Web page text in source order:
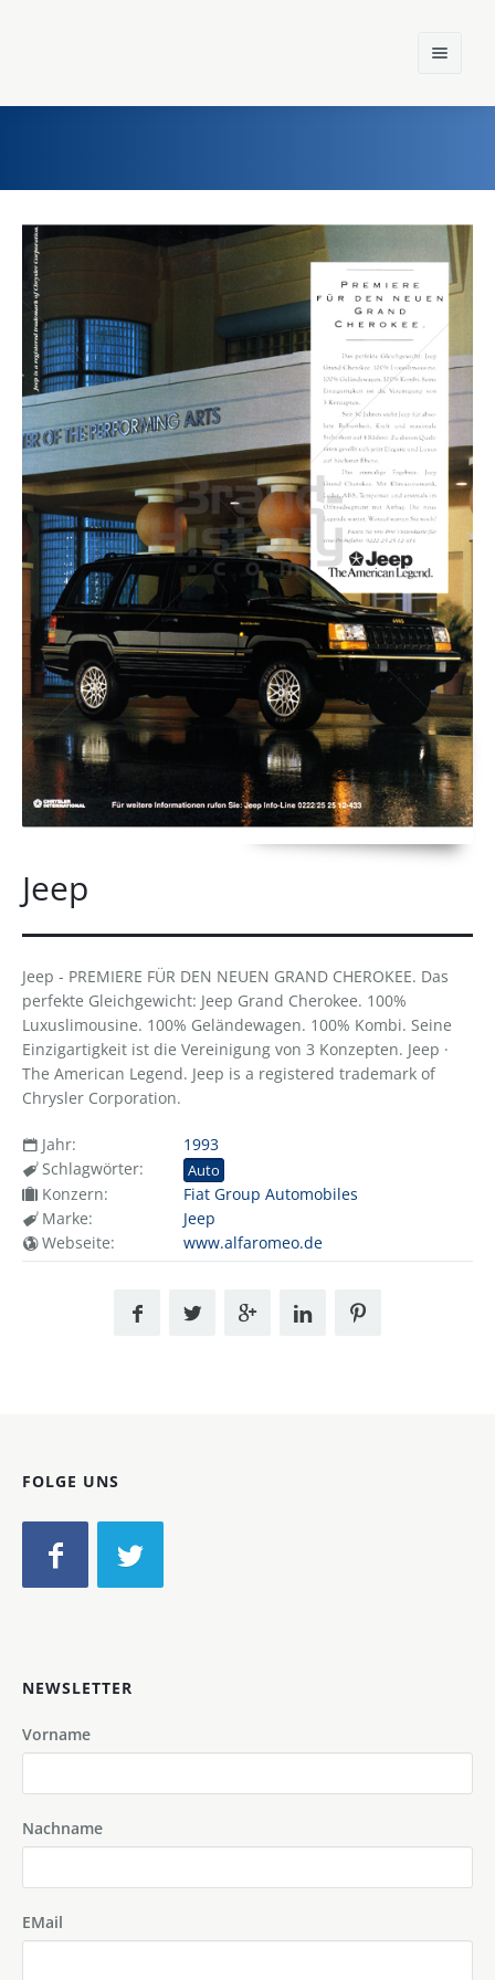
Einst und Heute
Marken
Konzerne
Epoche
Jeep
Jeep - PREMIERE FÜR DEN NEUEN GRAND CHEROKEE. Das
perfekte Gleichgewicht: Jeep Grand Cherokee. 100%
Luxuslimousine. 100% Geländewagen. 100% Kombi. Seine
Einzigartigkeit ist die Vereinigung von 3 Konzepten. Jeep ·
The American Legend. Jeep is a registered trademark of
Chrysler Corporation.
Jahr:
1993
Schlagwörter:
Auto
Konzern:
Fiat Group Automobiles
Marke:
Jeep
Webseite:
www.alfaromeo.de
FOLGE UNS
NEWSLETTER
Vorname
Nachname
EMail